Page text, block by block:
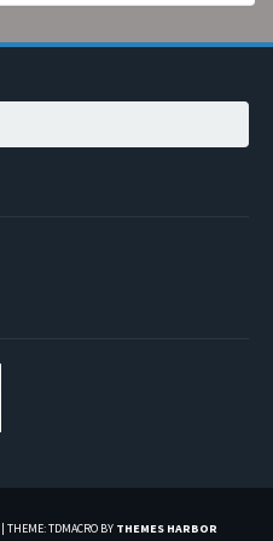
THEME: TDMACRO BY THEMES HARBOR